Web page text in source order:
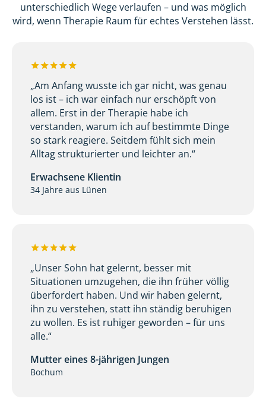
unterschiedlich Wege verlaufen – und was möglich
wird, wenn Therapie Raum für echtes Verstehen lässt.
„Am Anfang wusste ich gar nicht, was genau
los ist – ich war einfach nur erschöpft von
allem. Erst in der Therapie habe ich
verstanden, warum ich auf bestimmte Dinge
so stark reagiere. Seitdem fühlt sich mein
Alltag strukturierter und leichter an.“
Erwachsene Klientin
34 Jahre aus Lünen
„Unser Sohn hat gelernt, besser mit
Situationen umzugehen, die ihn früher völlig
überfordert haben. Und wir haben gelernt,
ihn zu verstehen, statt ihn ständig beruhigen
zu wollen. Es ist ruhiger geworden – für uns
alle.“
Mutter eines 8-jährigen Jungen
Bochum